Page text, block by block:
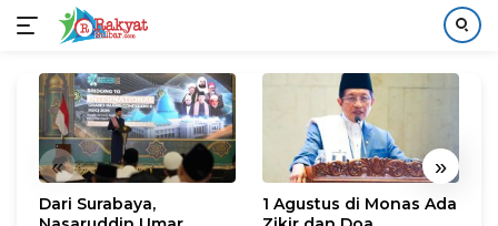
konten
« »
Dari Surabaya,
1 Agustus di Monas Ada